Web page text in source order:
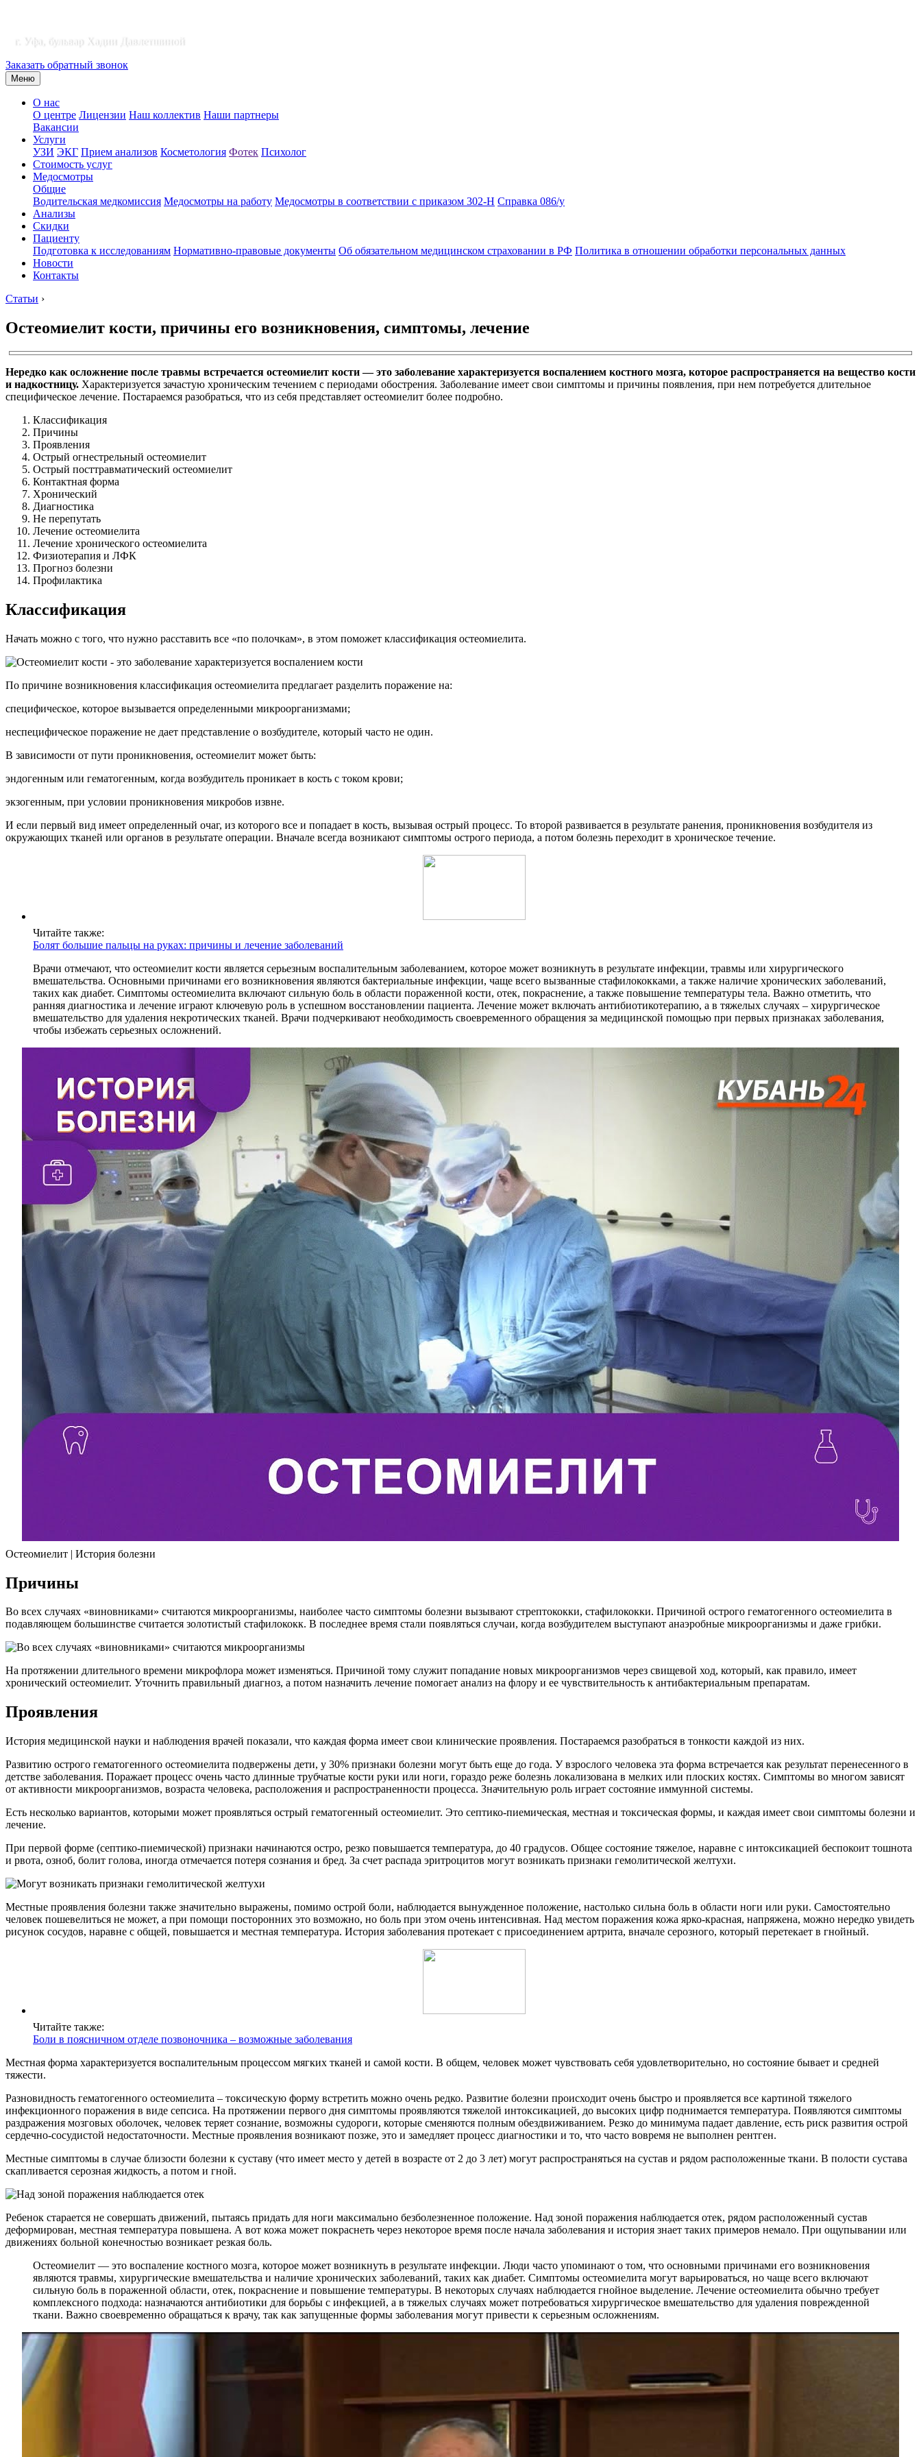
г. Уфа, бульвар Хадии Давлетшиной
Заказать обратный звонок
Меню
О нас
О центре Лицензии Наш коллектив Наши партнеры
Вакансии
Услуги
УЗИ ЭКГ Прием анализов Косметология Фотек Психолог
Стоимость услуг
Медосмотры
Общие
Водительская медкомиссия Медосмотры на работу Медосмотры в соответствии с приказом 302-Н Справка 086/у
Анализы
Скидки
Пациенту
Подготовка к исследованиям Нормативно-правовые документы Об обязательном медицинском страховании в РФ Политика в отношении обработки персональных данных
Новости
Контакты
Статьи ›
Остеомиелит кости, причины его возникновения, симптомы, лечение
Нередко как осложнение после травмы встречается остеомиелит кости — это заболевание характеризуется воспалением костного мозга, которое распространяется на вещество кости
и надкостницу. Характеризуется зачастую хроническим течением с периодами обострения. Заболевание имеет свои симптомы и причины появления, при нем потребуется длительное
специфическое лечение. Постараемся разобраться, что из себя представляет остеомиелит более подробно.
Классификация
Причины
Проявления
Острый огнестрельный остеомиелит
Острый посттравматический остеомиелит
Контактная форма
Хронический
Диагностика
Не перепутать
Лечение остеомиелита
Лечение хронического остеомиелита
Физиотерапия и ЛФК
Прогноз болезни
Профилактика
Классификация
Начать можно с того, что нужно расставить все «по полочкам», в этом поможет классификация остеомиелита.
По причине возникновения классификация остеомиелита предлагает разделить поражение на:
специфическое, которое вызывается определенными микроорганизмами;
неспецифическое поражение не дает представление о возбудителе, который часто не один.
В зависимости от пути проникновения, остеомиелит может быть:
эндогенным или гематогенным, когда возбудитель проникает в кость с током крови;
экзогенным, при условии проникновения микробов извне.
И если первый вид имеет определенный очаг, из которого все и попадает в кость, вызывая острый процесс. То второй развивается в результате ранения, проникновения возбудителя из
окружающих тканей или органов в результате операции. Вначале всегда возникают симптомы острого периода, а потом болезнь переходит в хроническое течение.
Читайте также:
Болят большие пальцы на руках: причины и лечение заболеваний
Врачи отмечают, что остеомиелит кости является серьезным воспалительным заболеванием, которое может возникнуть в результате инфекции, травмы или хирургического
вмешательства. Основными причинами его возникновения являются бактериальные инфекции, чаще всего вызванные стафилококками, а также наличие хронических заболеваний,
таких как диабет. Симптомы остеомиелита включают сильную боль в области пораженной кости, отек, покраснение, а также повышение температуры тела. Важно отметить, что
ранняя диагностика и лечение играют ключевую роль в успешном восстановлении пациента. Лечение может включать антибиотикотерапию, а в тяжелых случаях – хирургическое
вмешательство для удаления некротических тканей. Врачи подчеркивают необходимость своевременного обращения за медицинской помощью при первых признаках заболевания,
чтобы избежать серьезных осложнений.
Остеомиелит | История болезни
Причины
Во всех случаях «виновниками» считаются микроорганизмы, наиболее часто симптомы болезни вызывают стрептококки, стафилококки. Причиной острого гематогенного остеомиелита в
подавляющем большинстве считается золотистый стафилококк. В последнее время стали появляться случаи, когда возбудителем выступают анаэробные микроорганизмы и даже грибки.
На протяжении длительного времени микрофлора может изменяться. Причиной тому служит попадание новых микроорганизмов через свищевой ход, который, как правило, имеет
хронический остеомиелит. Уточнить правильный диагноз, а потом назначить лечение помогает анализ на флору и ее чувствительность к антибактериальным препаратам.
Проявления
История медицинской науки и наблюдения врачей показали, что каждая форма имеет свои клинические проявления. Постараемся разобраться в тонкости каждой из них.
Развитию острого гематогенного остеомиелита подвержены дети, у 30% признаки болезни могут быть еще до года. У взрослого человека эта форма встречается как результат перенесенного в
детстве заболевания. Поражает процесс очень часто длинные трубчатые кости руки или ноги, гораздо реже болезнь локализована в мелких или плоских костях. Симптомы во многом зависят
от активности микроорганизмов, возраста человека, расположения и распространенности процесса. Значительную роль играет состояние иммунной системы.
Есть несколько вариантов, которыми может проявляться острый гематогенный остеомиелит. Это септико-пиемическая, местная и токсическая формы, и каждая имеет свои симптомы болезни и
лечение.
При первой форме (септико-пиемической) признаки начинаются остро, резко повышается температура, до 40 градусов. Общее состояние тяжелое, наравне с интоксикацией беспокоит тошнота
и рвота, озноб, болит голова, иногда отмечается потеря сознания и бред. За счет распада эритроцитов могут возникать признаки гемолитической желтухи.
Местные проявления болезни также значительно выражены, помимо острой боли, наблюдается вынужденное положение, настолько сильна боль в области ноги или руки. Самостоятельно
человек пошевелиться не может, а при помощи посторонних это возможно, но боль при этом очень интенсивная. Над местом поражения кожа ярко-красная, напряжена, можно нередко увидеть
рисунок сосудов, наравне с общей, повышается и местная температура. История заболевания протекает с присоединением артрита, вначале серозного, который перетекает в гнойный.
Читайте также:
Боли в поясничном отделе позвоночника – возможные заболевания
Местная форма характеризуется воспалительным процессом мягких тканей и самой кости. В общем, человек может чувствовать себя удовлетворительно, но состояние бывает и средней
тяжести.
Разновидность гематогенного остеомиелита – токсическую форму встретить можно очень редко. Развитие болезни происходит очень быстро и проявляется все картиной тяжелого
инфекционного поражения в виде сепсиса. На протяжении первого дня симптомы проявляются тяжелой интоксикацией, до высоких цифр поднимается температура. Появляются симптомы
раздражения мозговых оболочек, человек теряет сознание, возможны судороги, которые сменяются полным обездвиживанием. Резко до минимума падает давление, есть риск развития острой
сердечно-сосудистой недостаточности. Местные проявления возникают позже, это и замедляет процесс диагностики и то, что часто вовремя не выполнен рентген.
Местные симптомы в случае близости болезни к суставу (что имеет место у детей в возрасте от 2 до 3 лет) могут распространяться на сустав и рядом расположенные ткани. В полости сустава
скапливается серозная жидкость, а потом и гной.
Ребенок старается не совершать движений, пытаясь придать для ноги максимально безболезненное положение. Над зоной поражения наблюдается отек, рядом расположенный сустав
деформирован, местная температура повышена. А вот кожа может покраснеть через некоторое время после начала заболевания и история знает таких примеров немало. При ощупывании или
движениях больной конечностью возникает резкая боль.
Остеомиелит — это воспаление костного мозга, которое может возникнуть в результате инфекции. Люди часто упоминают о том, что основными причинами его возникновения
являются травмы, хирургические вмешательства и наличие хронических заболеваний, таких как диабет. Симптомы остеомиелита могут варьироваться, но чаще всего включают
сильную боль в пораженной области, отек, покраснение и повышение температуры. В некоторых случаях наблюдается гнойное выделение. Лечение остеомиелита обычно требует
комплексного подхода: назначаются антибиотики для борьбы с инфекцией, а в тяжелых случаях может потребоваться хирургическое вмешательство для удаления поврежденной
ткани. Важно своевременно обращаться к врачу, так как запущенные формы заболевания могут привести к серьезным осложнениям.